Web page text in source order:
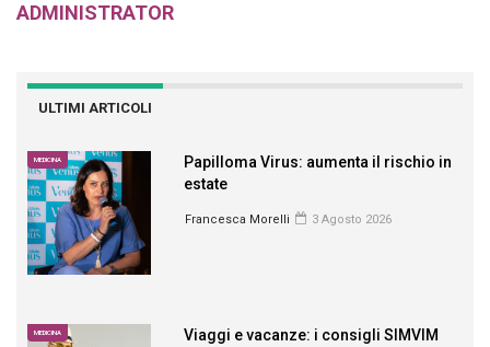
ADMINISTRATOR
ULTIMI ARTICOLI
MEDICINA
Papilloma Virus: aumenta il rischio in
estate
Francesca Morelli 3 Agosto 2026
MEDICINA
Viaggi e vacanze: i consigli SIMVIM